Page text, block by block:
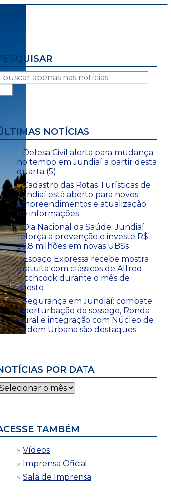
NOTÍCIAS
Defesa Civil alerta para mudança
no tempo em Jundiaí a partir desta
quarta (5)
Cadastro das Rotas Turísticas de
Jundiaí está aberto para novos
empreendimentos e atualização
de informações
Dia Nacional da Saúde: Jundiaí
reforça a prevenção e investe R$
36,8 milhões em novas UBSs
Espaço Expressa recebe mostra
gratuita com clássicos de Alfred
Hitchcock durante o mês de
agosto
Segurança em Jundiaí: combate
à perturbação do sossego, Ronda
Rural e integração com Núcleo de
Ordem Urbana são destaques
POR DATA
TAMBÉM
Vídeos
Imprensa Oficial
Sala de Imprensa